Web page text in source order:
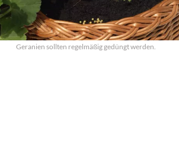
Geranien sollten regelmäßig gedüngt werden.